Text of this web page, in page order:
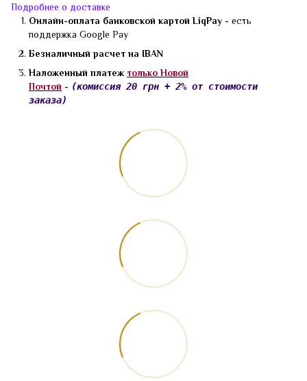
Подробнее о доставке
Онлайн-оплата банковской картой LiqPay - есть
поддержка Google Pay
Безналичный расчет на IBAN
Наложенный платеж только Новой
Почтой - (комиссия 20 грн + 2% от стоимости
заказа)